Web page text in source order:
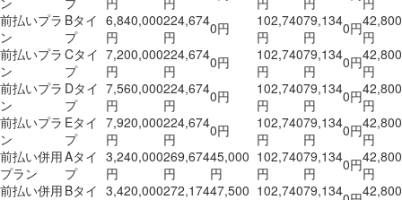
前払いプラ
ン
Bタイ
プ
6,840,000
円
224,674
円
0円
102,740
円
79,134
円
0円42,800
円
前払いプラ
ン
Cタイ
プ
7,200,000
円
224,674
円
0円
102,740
円
79,134
円
0円42,800
円
前払いプラ
ン
Dタイ
プ
7,560,000
円
224,674
円
0円
102,740
円
79,134
円
0円42,800
円
前払いプラ
ン
Eタイ
プ
7,920,000
円
224,674
円
0円
102,740
円
79,134
円
0円42,800
円
前払い併用
プラン
Aタイ
プ
3,240,000
円
269,674
円
45,000
円
102,740
円
79,134
円
0円42,800
円
前払い併用 Bタイ 3,420,000272,17447,500 102,74079,134
42,800